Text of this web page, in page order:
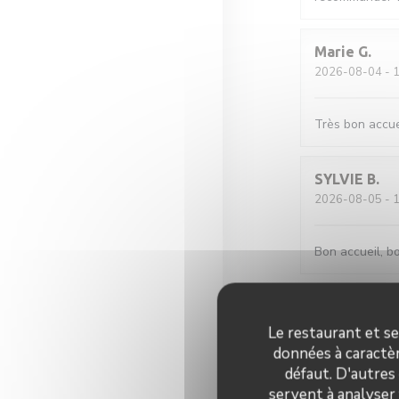
Le restaurant et
données à
défaut.
servent à
Marie G
2026-08-04 -
Très bon
SYLVIE B
2026-08-05 -
Bon accueil,
2026-08-05 -
Excellente